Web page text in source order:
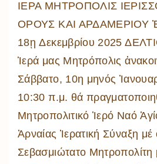
ΙΕΡΑ ΜΗΤΡΟΠΟΛΙΣ
ΟΡΟΥΣ ΚΑΙ ΑΡΔΑΜΕΡΙΟΥ
18ῃ Δεκεμβρίου 2025
Ἱερά μας Μητρόπολις
Σάββατο, 10η μηνός
10:30 π.μ. θά
Μητροπολιτικό Ἱερό Ναό
Ἀρναίας Ἱερατική Σύναξη μέ
Σεβασμιώτατο Μητροπολίτη